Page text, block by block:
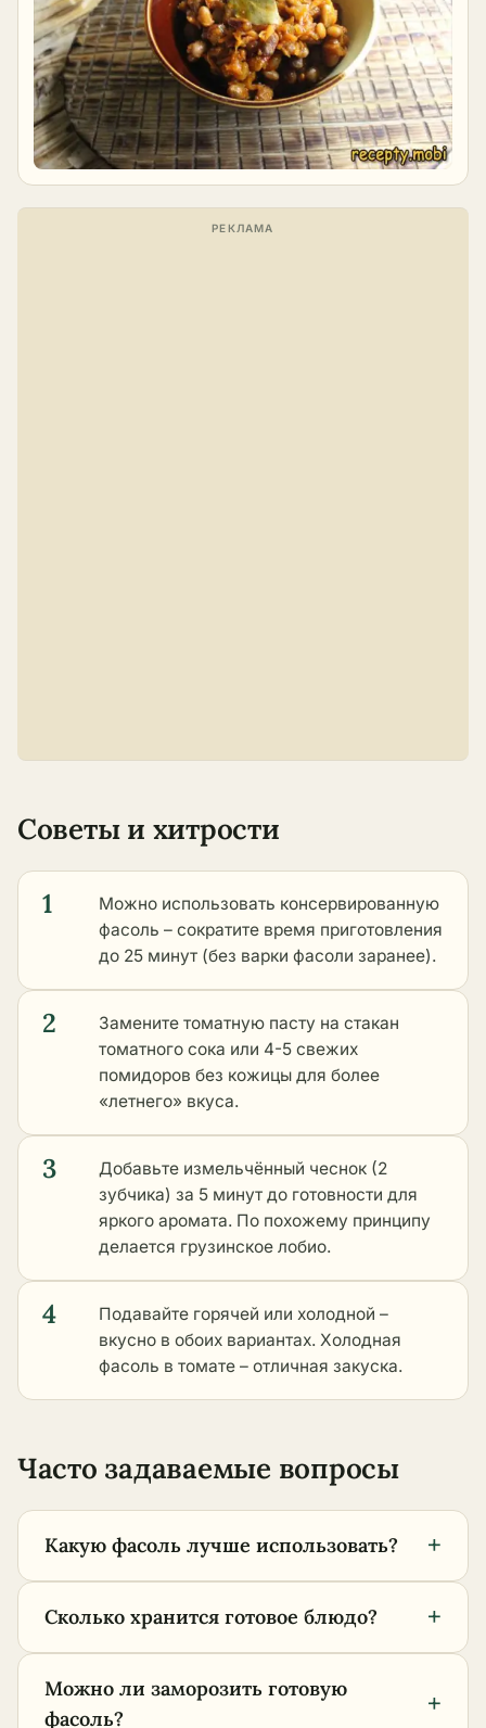
Советы и хитрости
1
Можно использовать консервированную
фасоль – сократите время приготовления
до 25 минут (без варки фасоли заранее).
2
Замените томатную пасту на стакан
томатного сока или 4-5 свежих
помидоров без кожицы для более
«летнего» вкуса.
3
Добавьте измельчённый чеснок (2
зубчика) за 5 минут до готовности для
яркого аромата. По похожему принципу
делается грузинское лобио.
4
Подавайте горячей или холодной –
вкусно в обоих вариантах. Холодная
фасоль в томате – отличная закуска.
Часто задаваемые вопросы
Какую фасоль лучше использовать? +
Сколько хранится готовое блюдо? +
Можно ли заморозить готовую
фасоль?
+